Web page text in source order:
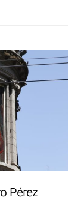
Pérez